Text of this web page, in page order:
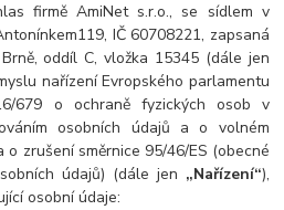
firmě AmiNet s.r.o., se sídlem v
IČ 60708221, zapsaná
oddíl C, vložka 15345 (dále jen
nařízení Evropského parlamentu
679 o ochraně fyzických osob v
osobních údajů a o volném
zrušení směrnice 95/46/ES (obecné
údajů) (dále jen „Nařízení“),
osobní údaje: